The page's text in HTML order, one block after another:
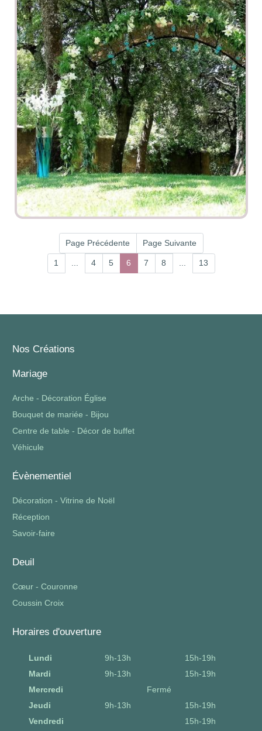
Page Précédente Page Suivante
1 4 5 6 7 8 13
Nos Créations
Mariage
Arche - Décoration Église
Bouquet de mariée - Bijou
Centre de table - Décor de buffet
Véhicule
Évènementiel
Décoration - Vitrine de Noël
Réception
Savoir-faire
Deuil
Cœur - Couronne
Coussin Croix
Horaires d'ouverture
Lundi 9h-13h
15h-19h
Mardi
9h-13h
15h-19h
Mercredi
Fermé
Jeudi
9h-13h
15h-19h
Vendredi
15h-19h